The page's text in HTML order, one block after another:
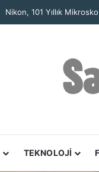
Nikon, 101 Yıllık
TEKNOLOJİ